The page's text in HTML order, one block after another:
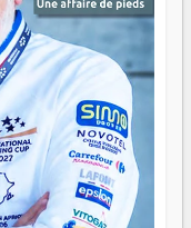
rame dans le